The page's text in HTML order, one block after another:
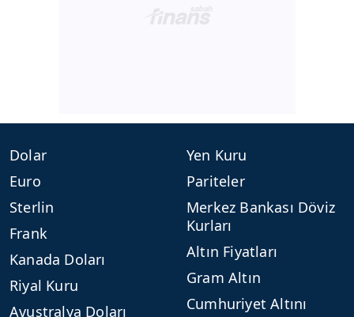
Dolar
Euro
Sterlin
Frank
Kanada Doları
Riyal Kuru
Avustralya Doları
Yen Kuru
Pariteler
Merkez Bankası Döviz
Kurları
Altın Fiyatları
Gram Altın
Cumhuriyet Altını